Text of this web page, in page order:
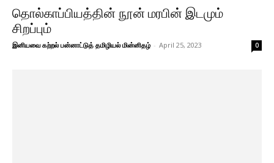
தொல்காப்பியத்தின் நூன் மரபின் இடமும்
சிறப்பும்
இனியவை கற்றல் பன்னாட்டுத் தமிழியல் மின்னிதழ் - April 25, 2023 0